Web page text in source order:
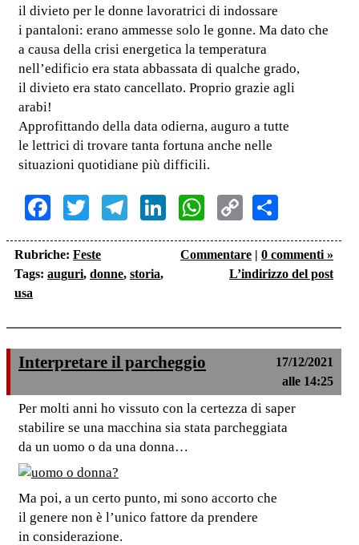
il divieto per le donne lavoratrici di indossare
i pantaloni: erano ammesse solo le gonne. Ma dato che
a causa della crisi energetica la temperatura
nell’edificio era stata abbassata di qualche grado,
il divieto era stato cancellato. Proprio grazie agli
arabi!
Approfittando della data odierna, auguro a tutte
le lettrici di trovare tanta fortuna anche nelle
situazioni quotidiane più difficili.
Facebook
TwitterTelegram
LinkedInWhatsApp
Copy
Link
Rubriche: Feste
Tags: auguri, donne, storia,
usa
Commentare | 0 commenti »
L’indirizzo del post
Interpretare il parcheggio
17/12/2021
alle 14:25
Per molti anni ho vissuto con la certezza di saper
stabilire se una macchina sia stata parcheggiata
da un uomo o da una donna…
Ma poi, a un certo punto, mi sono accorto che
il genere non è l’unico fattore da prendere
in considerazione.